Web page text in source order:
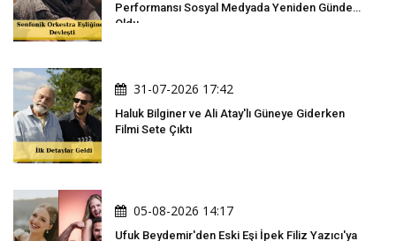
Performansı Sosyal Medyada Yeniden Gündem
Oldu
31-07-2026 17:42
Haluk Bilginer ve Ali Atay'lı Güneye Giderken
Filmi Sete Çıktı
05-08-2026 14:17
Ufuk Beydemir'den Eski Eşi İpek Filiz Yazıcı'ya